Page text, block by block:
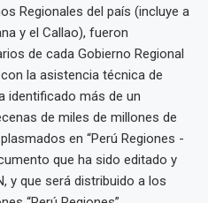
Regionales del país (incluye a
y el Callao), fueron
de cada Gobierno Regional
la asistencia técnica de
identificado más de un
de miles de millones de
en “Perú Regiones -
que ha sido editado y
y que será distribuido a los